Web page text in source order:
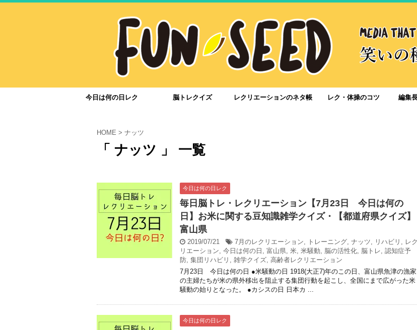
今日は何の日レク 脳トレクイズ レクリエーションのネタ帳 レク・体操のコツ 編集
HOME > ナッツ
「 ナッツ 」 一覧
今日は何の日レク
毎日脳トレ・レクリエーション【7月23日 今日は何の
日】お米に関する豆知識雑学クイズ・【都道府県クイズ】
富山県
2019/07/21 7月のレクリエーション, トレーニング, ナッツ, リハビリ , レク
リエーション, 今日は何の日 , 富山県, 米, 米騒動, 脳の活性化, 脳トレ, 認知症予
防, 集団リハビリ , 雑学クイズ, 高齢者レクリエーション
7月23日 今日は何の日 ●米騒動の日 1918(大正7)年のこの日、富山県魚津の漁家
の主婦たちが米の県外移出を阻止する集団行動を起こし、全国にまで広がった米
騒動の始りとなった。 ●カシスの日 日本カ ...
今日は何の日レク